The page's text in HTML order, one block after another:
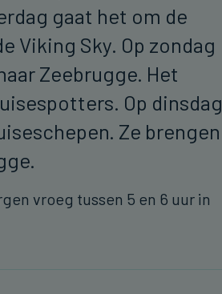
gaat het om de
Viking Sky. Op zondag
Zeebrugge. Het
Op dinsdag
Ze brengen
vroeg tussen 5 en 6 uur in